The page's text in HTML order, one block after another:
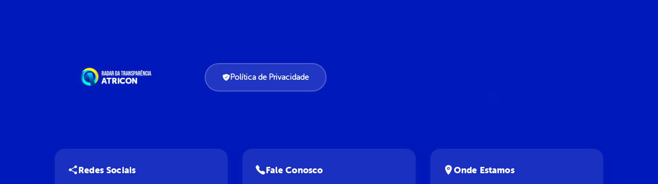
Política de Privacidade
Redes Sociais Fale Conosco Onde Estamos